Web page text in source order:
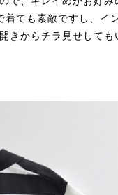
着ても素敵ですし、イ
きからチラ見せしても